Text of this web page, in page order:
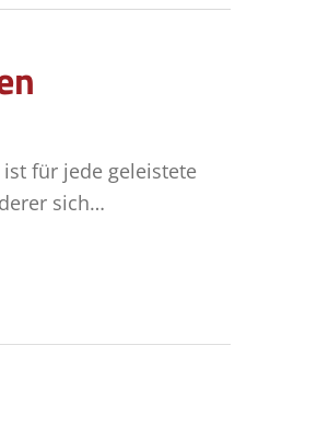
ist für jede geleistete
sich…